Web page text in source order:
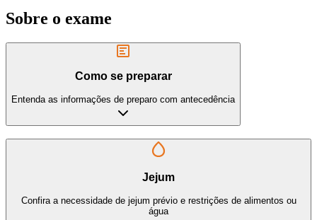
Sobre o exame
Como se preparar
Entenda as informações de preparo com antecedência
Jejum
Confira a necessidade de jejum prévio e restrições de alimentos ou
água